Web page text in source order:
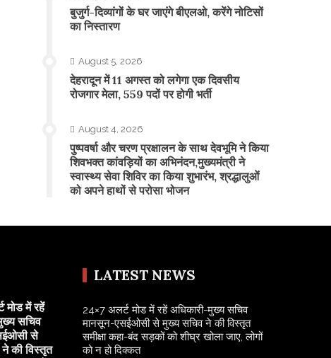
बुजुर्ग-दिव्यांगों के घर जाएंगे बीएलओ, करेंगे नोटिसों
का निस्तारण
August 5, 2026
​देहरादून में 11 अगस्त को लगेगा एक दिवसीय
रोजगार मेला, 559 पदों पर होगी भर्ती
August 4, 2026
पुष्पवर्षा और चरण प्रक्षालन के साथ देवभूमि ने किया
शिवभक्त कांवड़ियों का अभिनंदन,मुख्यमंत्री ने
स्वास्थ्य सेवा शिविर का किया शुभारंभ, श्रद्धालुओं
को अपने हाथों से परोसा भोजन
मोड में रहें
सचिव
से
की विस्तृत
LATEST NEWS
24×7 अलर्ट मोड में रहें अधिकारी-मुख्य सचिव
मानसून-एसईओसी से मुख्य सचिव ने की विस्तृत
समीक्षा कहा-बंद सड़कों को शीघ्र खोला जाए, लोगों
को न हो दिक्कत